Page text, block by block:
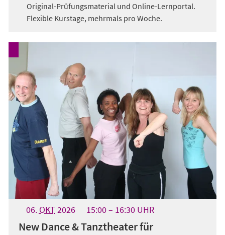
Original-Prüfungsmaterial und Online-Lernportal.
Flexible Kurstage, mehrmals pro Woche.
06. OKT2026 15:00 16:30UHR
New Dance & Tanztheater für